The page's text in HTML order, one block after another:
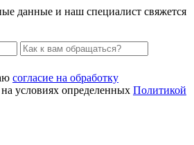
данные и наш специалист свяжется
согласие на обработку
на условиях определенных Политикой